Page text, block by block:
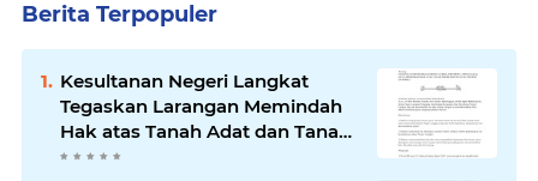
Berita Terpopuler
Kesultanan Negeri Langkat
Tegaskan Larangan Memindah
Hak atas Tanah Adat dan Tanah
Kesultanan